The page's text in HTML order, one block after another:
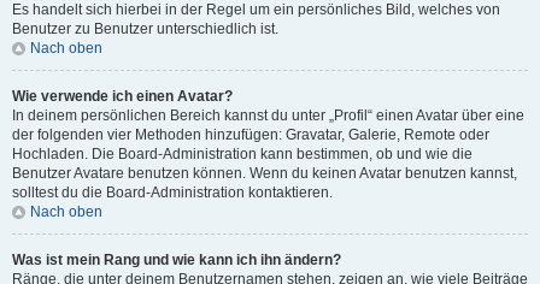
Es handelt sich hierbei in der Regel um ein persönliches Bild, welches von
Benutzer zu Benutzer unterschiedlich ist.
Nach oben
Wie verwende ich einen Avatar?
In deinem persönlichen Bereich kannst du unter „Profil“ einen Avatar über eine
der folgenden vier Methoden hinzufügen: Gravatar, Galerie, Remote oder
Hochladen. Die Board-Administration kann bestimmen, ob und wie die
Benutzer Avatare benutzen können. Wenn du keinen Avatar benutzen kannst,
solltest du die Board-Administration kontaktieren.
Nach oben
Was ist mein Rang und wie kann ich ihn ändern?
Ränge, die unter deinem Benutzernamen stehen, zeigen an, wie viele Beiträge